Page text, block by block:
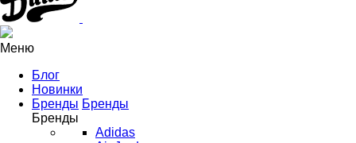
Меню
Блог
Новинки
Бренды Бренды
Бренды
Adidas